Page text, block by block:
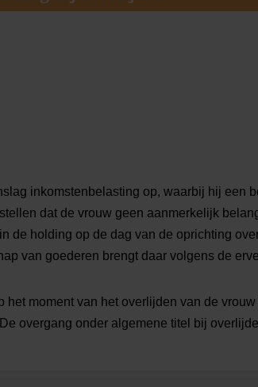
inkomstenbelasting op, waarbij hij een
dat de vrouw geen aanmerkelijk
de holding op de dag van de oprichting
van goederen brengt daar volgens de
het moment van het overlijden van de
overgang onder algemene titel bij